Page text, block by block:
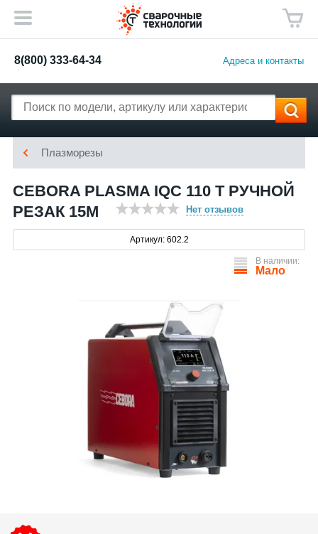
8(800) 333-64-34 Адреса и контакты
Плазморезы
CEBORA PLASMA IQC 110 T РУЧНОЙ
РЕЗАК 15М
Нет отзывов
Артикул: 602.2
В наличии:
Мало